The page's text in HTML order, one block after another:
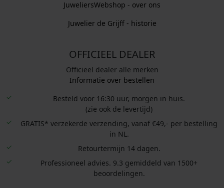
JuweliersWebshop - over ons
Juwelier de Grijff - historie
OFFICIEEL DEALER
Officieel dealer alle merken
Informatie over bestellen
Besteld voor 16:30 uur, morgen in huis.
(zie ook de levertijd)
GRATIS* verzekerde verzending, vanaf €49,- per bestelling
in NL.
Retourtermijn 14 dagen.
Professioneel advies. 9.3 gemiddeld van 1500+
beoordelingen.